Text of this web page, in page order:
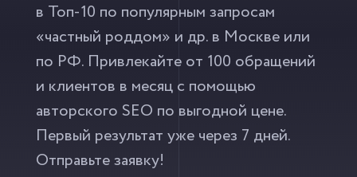
в Топ-10 по популярным запросам
«частный роддом» и др. в Москве или
по РФ. Привлекайте от 100 обращений
и клиентов в месяц с помощью
авторского SEO по выгодной цене.
Первый результат уже через 7 дней.
Отправьте заявку!